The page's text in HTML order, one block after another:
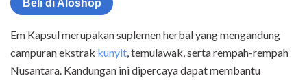
Beli di Aloshop
Em Kapsul merupakan suplemen herbal yang mengandung
campuran ekstrak kunyit, temulawak, serta rempah-rempah
Nusantara. Kandungan ini dipercaya dapat membantu